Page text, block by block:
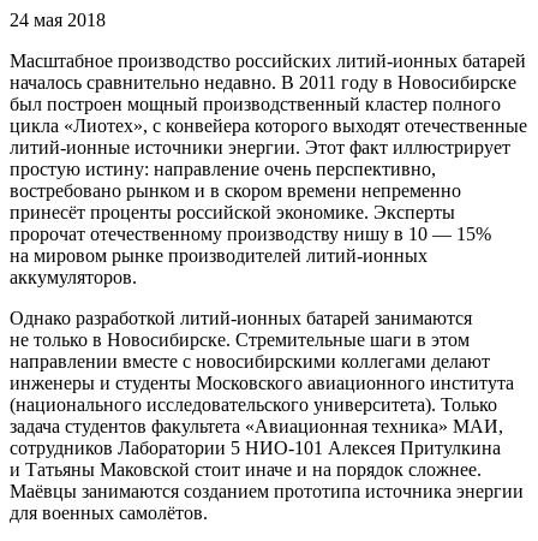
24 мая 2018
Масштабное производство российских литий-ионных батарей
началось сравнительно недавно. В 2011 году в Новосибирске
был построен мощный производственный кластер полного
цикла «Лиотех», с конвейера которого выходят отечественные
литий-ионные источники энергии. Этот факт иллюстрирует
простую истину: направление очень перспективно,
востребовано рынком и в скором времени непременно
принесёт проценты российской экономике. Эксперты
пророчат отечественному производству нишу в 10 — 15%
на мировом рынке производителей литий-ионных
аккумуляторов.
Однако разработкой литий-ионных батарей занимаются
не только в Новосибирске. Стремительные шаги в этом
направлении вместе с новосибирскими коллегами делают
инженеры и студенты Московского авиационного института
(национального исследовательского университета). Только
задача студентов факультета «Авиационная техника» МАИ,
сотрудников Лаборатории 5 НИО-101 Алексея Притулкина
и Татьяны Маковской стоит иначе и на порядок сложнее.
Маёвцы занимаются созданием прототипа источника энергии
для военных самолётов.